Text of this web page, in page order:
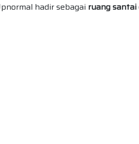
hadir sebagai ruang santai